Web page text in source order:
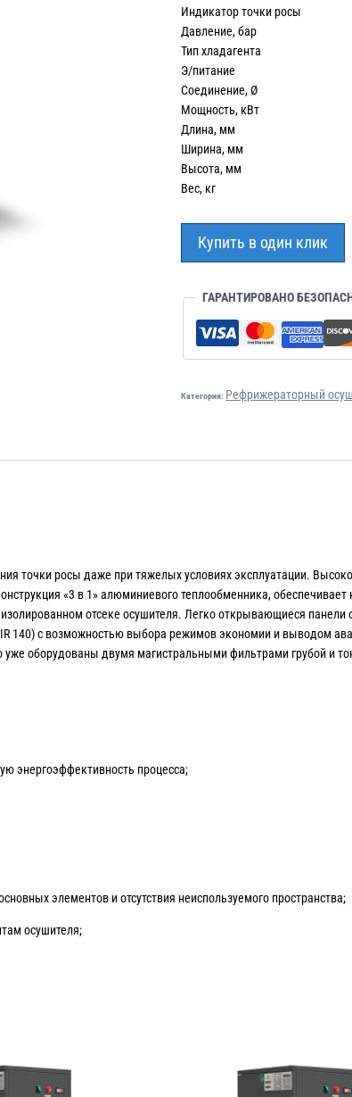
Индикатор точки
Давление, бар
Тип хладагента
Э/питание
Соединение, Ø
Мощность, кВт
Длина, мм
Ширина, мм
Высота, мм
Вес, кг
Купить в один клик
ГАРАНТИРОВАНО
Категория: Рефрижераторный
точки росы даже при тяжелых условиях эксплуатации.
«3 в 1» алюминиевого теплообменника,
отсеке осушителя. Легко открывающиеся
140) с возможностью выбора режимов экономии и выводом
оборудованы двумя магистральными фильтрами грубой и
энергоэффективность процесса;
элементов и отсутствия неиспользуемого пространства;
осушителя;